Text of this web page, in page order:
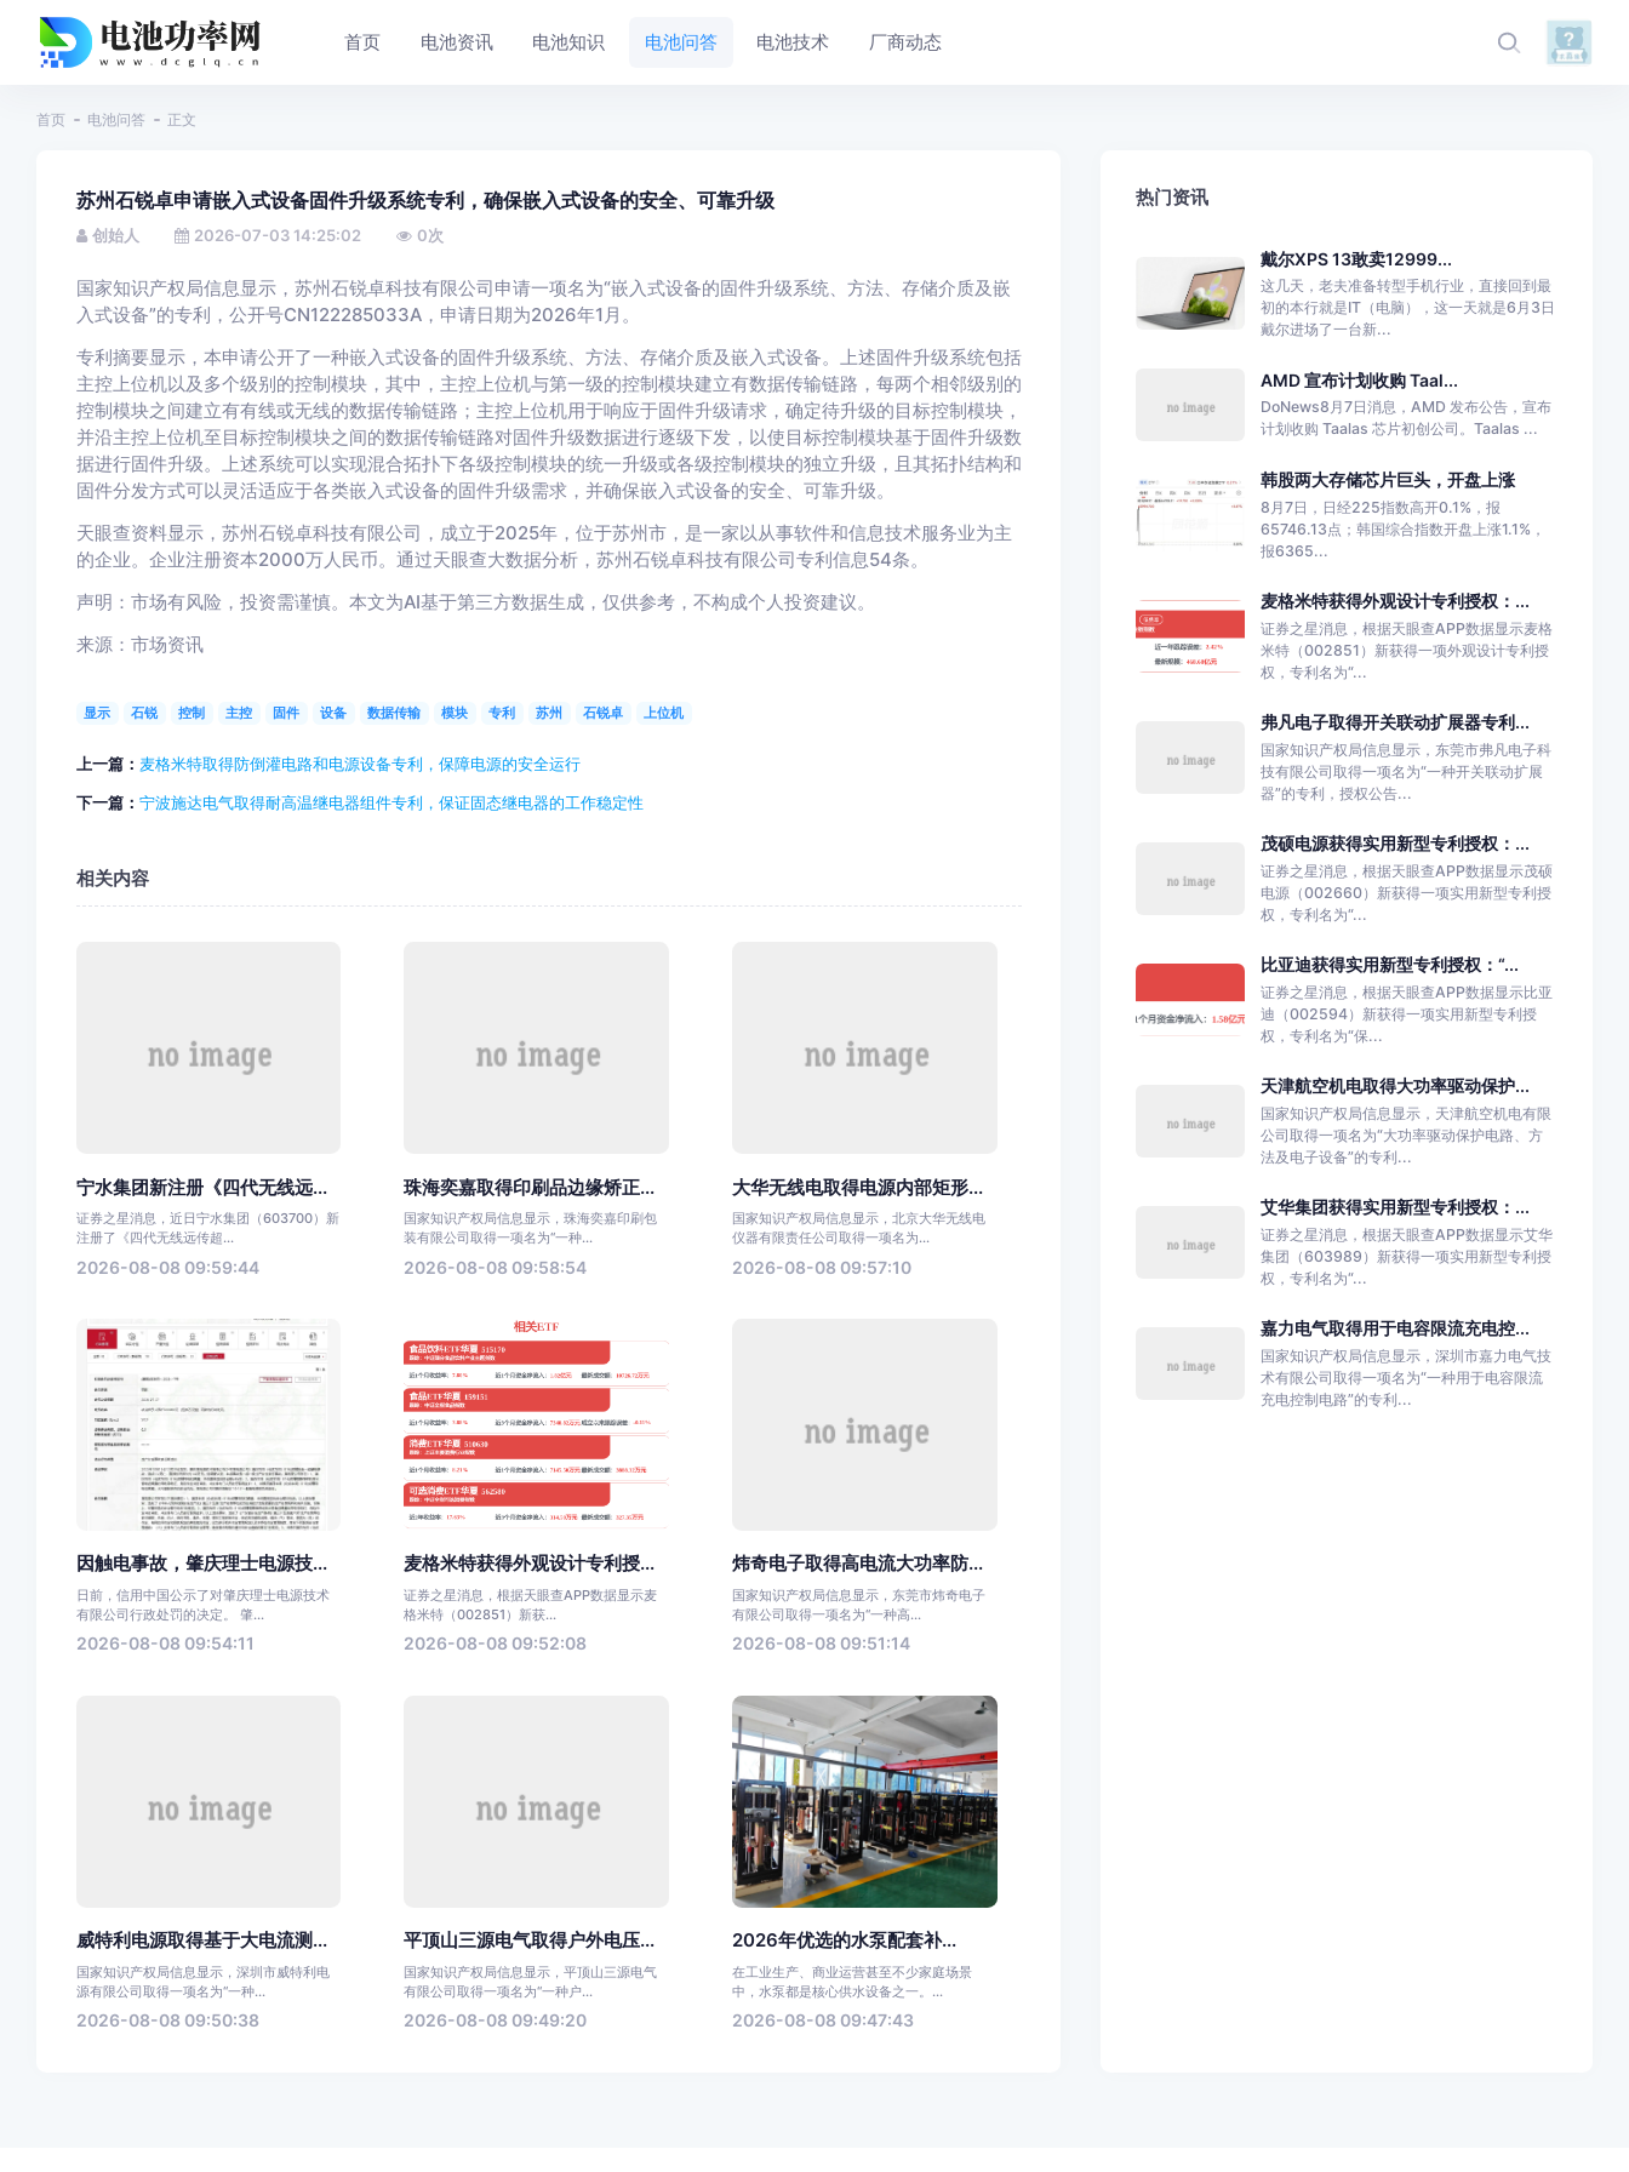
首页 电池资讯 电池知识 电池问答 电池技术 厂商动态
首页 电池问答 正文
苏州石锐卓申请嵌入式设备固件升级系统专利，确保嵌入式设备的安全、可靠升级
创始人 2026-07-03 14:25:02 0次
国家知识产权局信息显示，苏州石锐卓科技有限公司申请一项名为“嵌入式设备的固件升级系统、方法、存储介质及嵌
入式设备”的专利，公开号CN122285033A，申请日期为2026年1月。
专利摘要显示，本申请公开了一种嵌入式设备的固件升级系统、方法、存储介质及嵌入式设备。上述固件升级系统包括
主控上位机以及多个级别的控制模块，其中，主控上位机与第一级的控制模块建立有数据传输链路，每两个相邻级别的
控制模块之间建立有有线或无线的数据传输链路；主控上位机用于响应于固件升级请求，确定待升级的目标控制模块，
并沿主控上位机至目标控制模块之间的数据传输链路对固件升级数据进行逐级下发，以使目标控制模块基于固件升级数
据进行固件升级。上述系统可以实现混合拓扑下各级控制模块的统一升级或各级控制模块的独立升级，且其拓扑结构和
固件分发方式可以灵活适应于各类嵌入式设备的固件升级需求，并确保嵌入式设备的安全、可靠升级。
天眼查资料显示，苏州石锐卓科技有限公司，成立于2025年，位于苏州市，是一家以从事软件和信息技术服务业为主
的企业。企业注册资本2000万人民币。通过天眼查大数据分析，苏州石锐卓科技有限公司专利信息54条。
声明：市场有风险，投资需谨慎。本文为AI基于第三方数据生成，仅供参考，不构成个人投资建议。
来源：市场资讯
显示 石锐 控制 主控 固件 设备 数据传输 模块 专利 苏州 石锐卓 上位机
上一篇： 麦格米特取得防倒灌电路和电源设备专利，保障电源的安全运行
下一篇： 宁波施达电气取得耐高温继电器组件专利，保证固态继电器的工作稳定性
相关内容
宁水集团新注册《四代无线远...
证券之星消息，近日宁水集团（603700）新
注册了《四代无线远传超...
2026-08-08 09:59:44
珠海奕嘉取得印刷品边缘矫正...
国家知识产权局信息显示，珠海奕嘉印刷包
装有限公司取得一项名为“一种...
2026-08-08 09:58:54
大华无线电取得电源内部矩形...
国家知识产权局信息显示，北京大华无线电
仪器有限责任公司取得一项名为...
2026-08-08 09:57:10
因触电事故，肇庆理士电源技...
日前，信用中国公示了对肇庆理士电源技术
有限公司行政处罚的决定。 肇...
2026-08-08 09:54:11
麦格米特获得外观设计专利授...
证券之星消息，根据天眼查APP数据显示麦
格米特（002851）新获...
2026-08-08 09:52:08
炜奇电子取得高电流大功率防...
国家知识产权局信息显示，东莞市炜奇电子
有限公司取得一项名为“一种高...
2026-08-08 09:51:14
威特利电源取得基于大电流测...
国家知识产权局信息显示，深圳市威特利电
源有限公司取得一项名为“一种...
2026-08-08 09:50:38
平顶山三源电气取得户外电压...
国家知识产权局信息显示，平顶山三源电气
有限公司取得一项名为“一种户...
2026-08-08 09:49:20
2026年优选的水泵配套补...
在工业生产、商业运营甚至不少家庭场景
中，水泵都是核心供水设备之一。...
2026-08-08 09:47:43
热门资讯
戴尔XPS 13敢卖12999...
这几天，老夫准备转型手机行业，直接回到最
初的本行就是IT（电脑），这一天就是6月3日
戴尔进场了一台新...
AMD 宣布计划收购 Taal...
DoNews8月7日消息，AMD 发布公告，宣布
计划收购 Taalas 芯片初创公司。Taalas ...
韩股两大存储芯片巨头，开盘上涨
8月7日，日经225指数高开0.1%，报
65746.13点；韩国综合指数开盘上涨1.1%，
报6365...
麦格米特获得外观设计专利授权：...
证券之星消息，根据天眼查APP数据显示麦格
米特（002851）新获得一项外观设计专利授
权，专利名为“...
弗凡电子取得开关联动扩展器专利...
国家知识产权局信息显示，东莞市弗凡电子科
技有限公司取得一项名为“一种开关联动扩展
器”的专利，授权公告...
茂硕电源获得实用新型专利授权：...
证券之星消息，根据天眼查APP数据显示茂硕
电源（002660）新获得一项实用新型专利授
权，专利名为“...
比亚迪获得实用新型专利授权：“...
证券之星消息，根据天眼查APP数据显示比亚
迪（002594）新获得一项实用新型专利授
权，专利名为“保...
天津航空机电取得大功率驱动保护...
国家知识产权局信息显示，天津航空机电有限
公司取得一项名为“大功率驱动保护电路、方
法及电子设备”的专利...
艾华集团获得实用新型专利授权：...
证券之星消息，根据天眼查APP数据显示艾华
集团（603989）新获得一项实用新型专利授
权，专利名为“...
嘉力电气取得用于电容限流充电控...
国家知识产权局信息显示，深圳市嘉力电气技
术有限公司取得一项名为“一种用于电容限流
充电控制电路”的专利...